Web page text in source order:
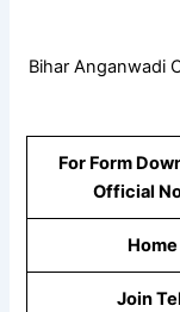
Bihar Anganwadi
For Form
Official
Home
Join